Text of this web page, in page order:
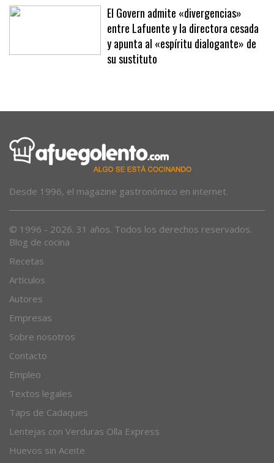
El Govern admite «divergencias»
entre Lafuente y la directora cesada
y apunta al «espíritu dialogante» de
su sustituto
Desde 1996, el magazine gastronómico en internet.
© 1996 - 2026. 31 años. Todos los derechos reservados.
Blog de cocina
Recetas
Artículos
Autores
Empresas
Sobre nosotros
Contacto
Empleo
Textos legales
Taps de Cadaques
Lentejas con Verduras Olla Express
Huevos sin Aceite